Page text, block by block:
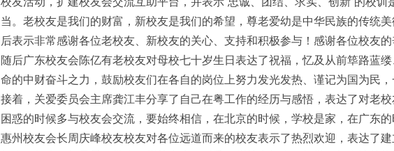
当。老校友是我们的财富，新校友是我们的希望，尊老爱幼是中华民族的传统
后表示非常感谢各位老校友、新校友的关心、支持和积极参与！感谢各位校友的
随后广东校友会陈亿有老校友对母校七十岁生日表达了祝福，忆及从前筚路蓝
命的中财奋斗之力，鼓励校友们在各自的岗位上努力发光发热、谨记为国为民
接着，关爱委员会主席龚江丰分享了自己在粤工作的经历与感悟，表达了对老
困惑的时候多与校友会交流，要始终相信，在北京的时候，学校是家，在广东
惠州校友会长周庆峰校友校友对各位远道而来的校友表示了热烈欢迎，表达了